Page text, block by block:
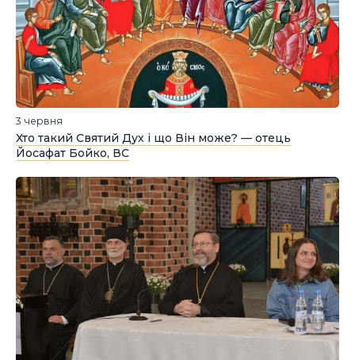
3 червня
Хто такий Святий Дух і що Він може? — отець
Йосафат Бойко, ВС